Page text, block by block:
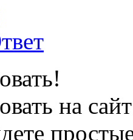
на